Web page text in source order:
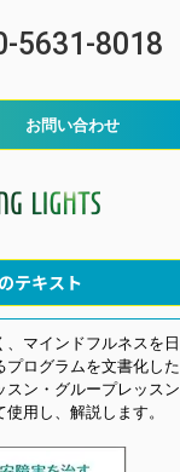
5631-8018
お問い合わせ
テキスト
マインドフルネスを日
プログラムを文書化した
スン・グループレッスン
用し、解説します。